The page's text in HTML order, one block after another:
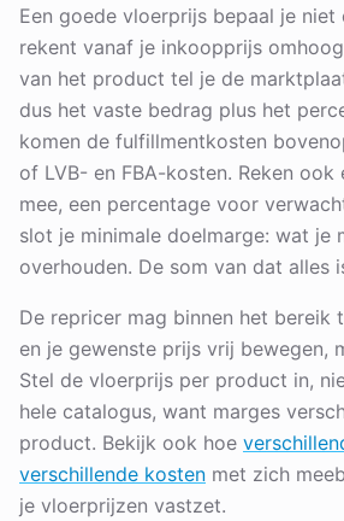
Een goede vloerprijs bepaal je niet
rekent vanaf je inkoopprijs
van het product tel je de
dus het vaste bedrag plus het
komen de fulfillmentkosten
of LVB- en FBA-kosten. Reken ook
mee, een percentage voor
slot je minimale doelmarge: wat je
overhouden. De som van dat alles
De repricer mag binnen het bereik
en je gewenste prijs vrij bewegen,
Stel de vloerprijs per product in,
hele catalogus, want marges
product. Bekijk ook hoe
verschillende kosten met zich
je vloerprijzen vastzet.